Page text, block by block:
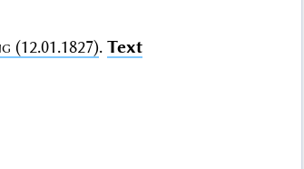
(12.01.1827). Text